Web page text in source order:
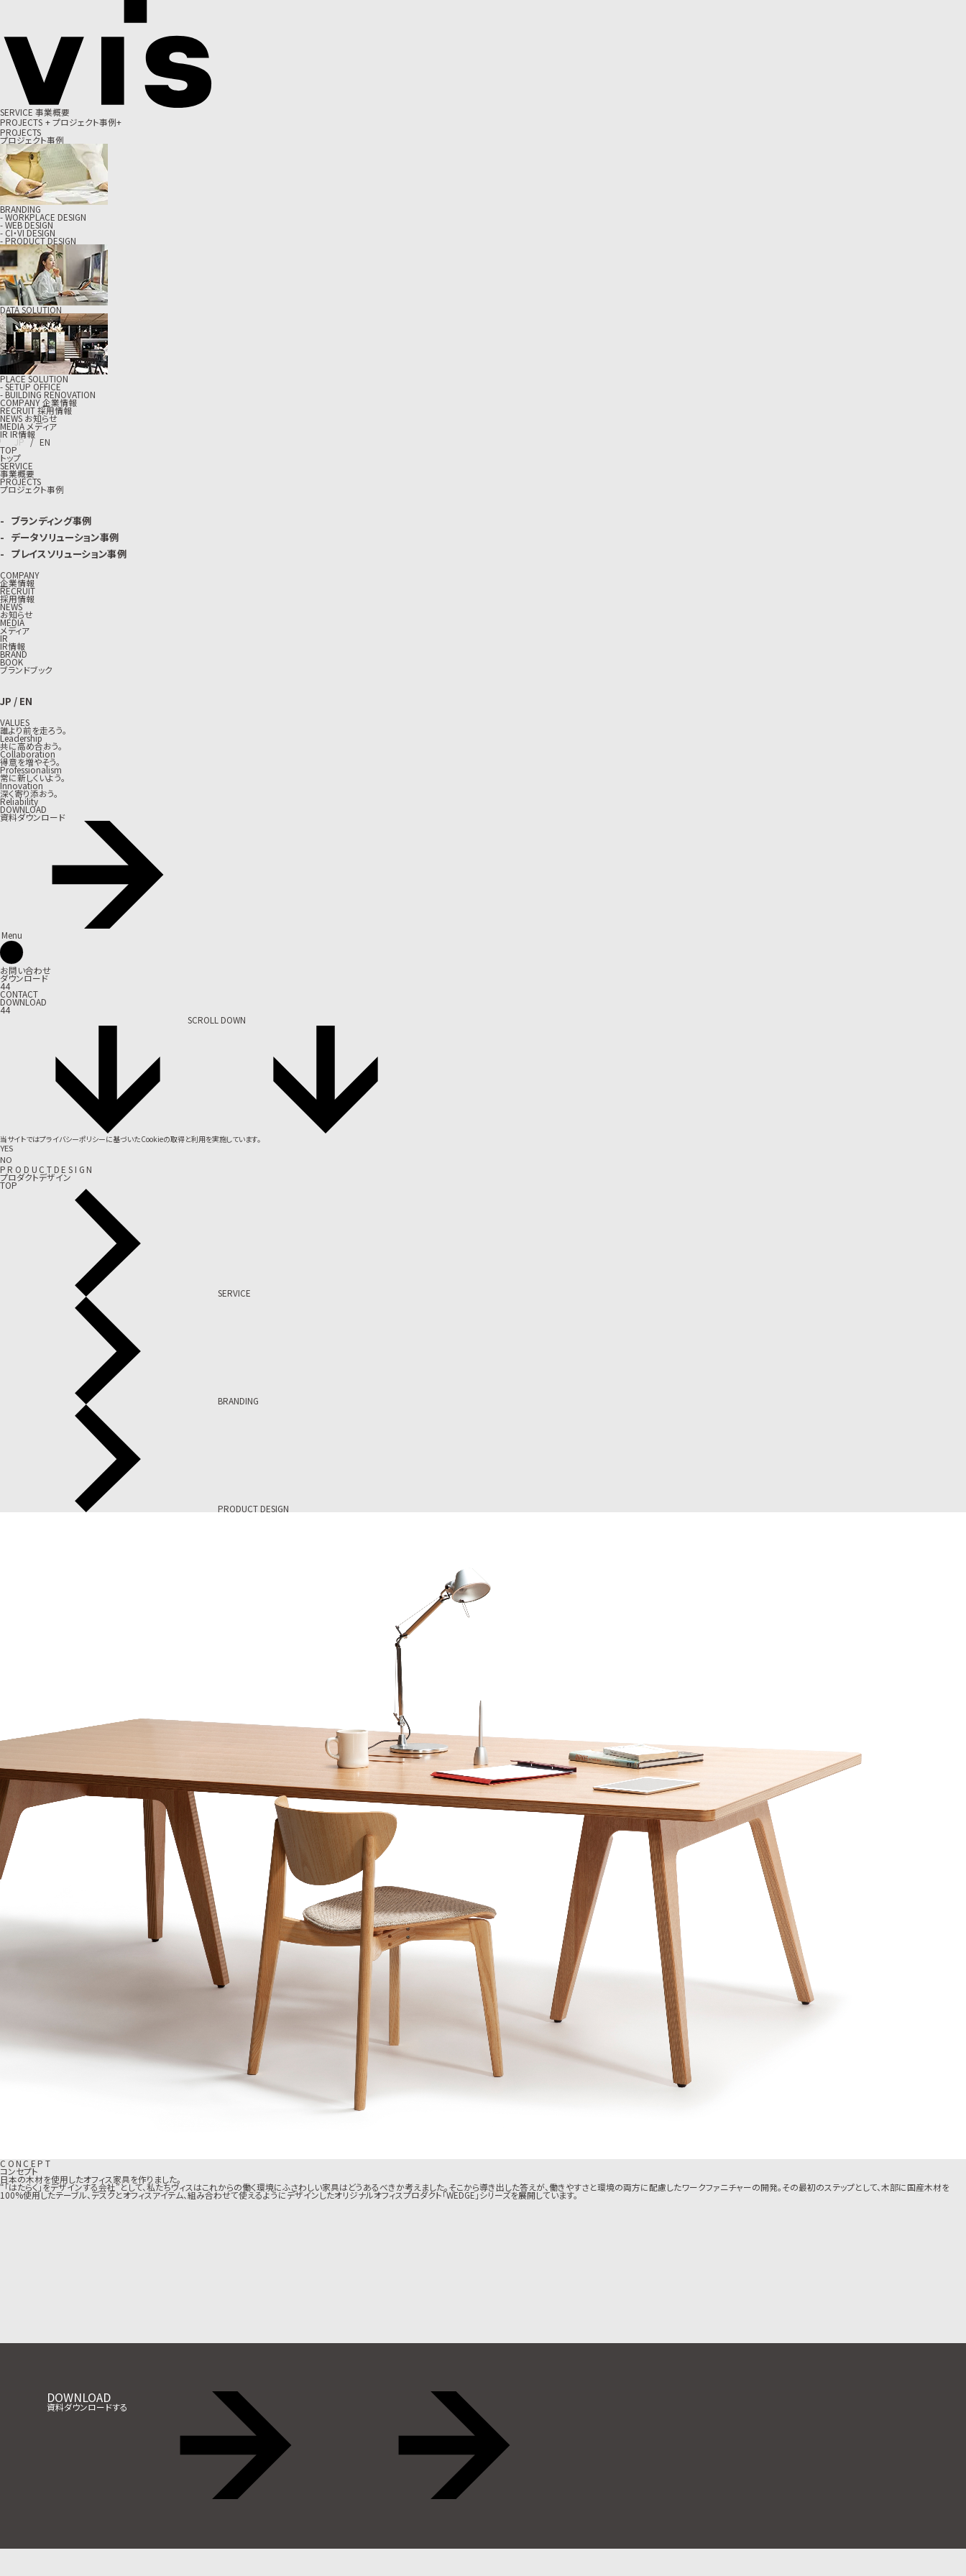
SERVICE 事業概要
PROJECTS +プロジェクト事例+
PROJECTS
プロジェクト事例
BRANDING
- WORKPLACE DESIGN
- WEB DESIGN
- CI・VI DESIGN
- PRODUCT DESIGN
DATA SOLUTION
PLACE SOLUTION
- SETUP OFFICE
- BUILDING RENOVATION
COMPANY企業情報
RECRUIT採用情報
NEWSお知らせ
MEDIAメディア
IRIR情報
JP / EN
TOP
トップ
SERVICE
事業概要
PROJECTS
プロジェクト事例
ブランディング事例
データソリューション事例
プレイスソリューション事例
COMPANY
企業情報
RECRUIT
採用情報
NEWS
お知らせ
MEDIA
メディア
IR
IR情報
BRAND
BOOK
ブランドブック
JP / EN
VALUES
誰より前を走ろう。
Leadership
共に高め合おう。
Collaboration
得意を増やそう。
Professionalism
常に新しくいよう。
Innovation
深く寄り添おう。
Reliability
DOWNLOAD
資料ダウンロード
Menu
お問い合わせ
ダウンロード
44
CONTACT
DOWNLOAD
44
SCROLL DOWN
当サイトではプライバシーポリシーに基づいたCookieの取得と利用を実施しています。
YES
NO
P R O D U C TDE SI GN
プロダクトデザイン
TOP
SERVICE
BRANDING
PRODUCT DESIGN
CONCEP T
コンセプト
日本の木材を使用したオフィス家具を作りました。
“「はたらく」をデザインする会社”として、私たちヴィスはこれからの働く環境にふさわしい家具はどうあるべきか考えました。そこから導き出した答えが、働きやすさと環境の両方に配慮したワークファニチャーの開発。その最初のステップとして、木部に国産木材を
100%使用したテーブル、デスクとオフィスアイテム、組み合わせて使えるようにデザインしたオリジナルオフィスプロダクト「WEDGE」シリーズを展開しています。
DOWNLOAD
資料ダウンロードする